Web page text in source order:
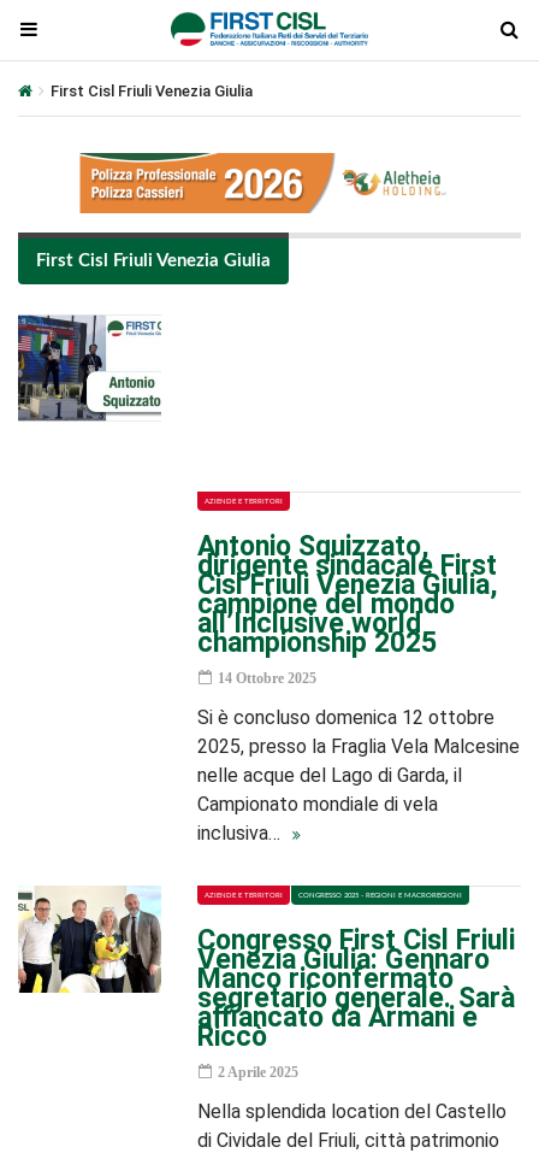
First Cisl Friuli Venezia Giulia
First Cisl Friuli Venezia Giulia
AZIENDE E TERRITORI
Antonio Squizzato,
dirigente sindacale First
Cisl Friuli Venezia Giulia,
campione del mondo
all’Inclusive world
championship 2025
14 Ottobre 2025
Si è concluso domenica 12 ottobre
2025, presso la Fraglia Vela Malcesine
nelle acque del Lago di Garda, il
Campionato mondiale di vela
inclusiva…
AZIENDE E TERRITORI CONGRESSO 2025 - REGIONI E MACROREGIONI
Congresso First Cisl Friuli
Venezia Giulia: Gennaro
Manco riconfermato
segretario generale. Sarà
affiancato da Armani e
Riccò
2 Aprile 2025
Nella splendida location del Castello
di Cividale del Friuli, città patrimonio